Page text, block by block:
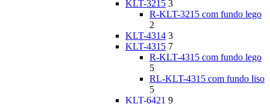
KLT-3215 3
R-KLT-3215 com fundo lego
2
KLT-4314 3
KLT-4315 7
R-KLT-4315 com fundo lego
5
RL-KLT-4315 com fundo liso
5
KLT-6421 9